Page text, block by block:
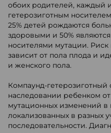
обоих родителей, каждый
гетерозиготным
25% детей рождаются
здоровыми и 50%
носителями мутации.
зависит от пола плода и
и женского пола.
Компаунд-гетерозиготный
наследовании ребенком
мутационных изменений в
локализованных в разных
последовательности.